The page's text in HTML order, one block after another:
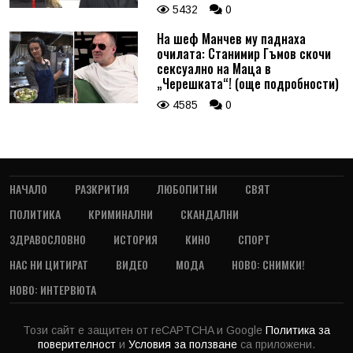
5432 0
На шеф Манчев му паднаха
очилата: Станимир Гъмов скочи
сексуално на Маца в
„Черешката“! (още подробности)
4585 0
НАЧАЛО РАЗКРИТИЯ ЛЮБОПИТНИ
СВЯТ
ПОЛИТИКА
КРИМИНАЛНИ
СКАНДАЛНИ
ЗДРАВОСЛОВНО
ИСТОРИЯ КИНО
СПОРТ
НАС НИ ЦИТИРАТ
ВИДЕО МОДА
НОВО: СНИМКИ!
НОВО: ИНТЕРВЮТА
Този сайт е защитен от reCAPTCHA и Google Политика за
поверителност и Условия за ползване са приложени.